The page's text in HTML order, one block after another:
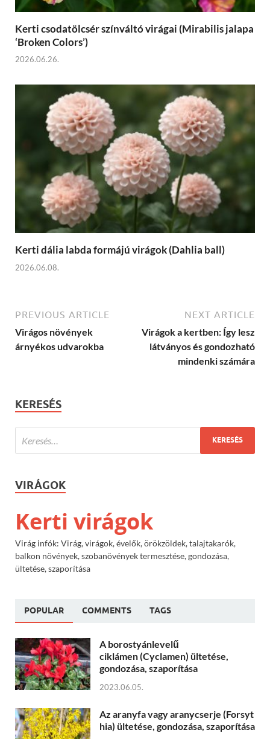
Kerti csodatölcsér színváltó virágai (Mirabilis jalapa
‘Broken Colors’)
2026.06.26.
Kerti dália labda formájú virágok (Dahlia ball)
2026.06.08.
PREVIOUS ARTICLE
Virágos növények
árnyékos udvarokba
NEXT ARTICLE
Virágok a kertben: Így lesz
látványos és gondozható
mindenki számára
KERESÉS
VIRÁGOK
Kerti virágok
Virág infók: Virág, virágok, évelők, örökzöldek, talajtakarók,
balkon növények, szobanövények termesztése, gondozása,
ültetése, szaporítása
POPULAR COMMENTS TAGS
A borostyánlevelű
ciklámen (Cyclamen) ültetése,
gondozása, szaporítása
2023.06.05.
Az aranyfa vagy aranycserje (Forsyt
hia) ültetése, gondozása, szaporítása